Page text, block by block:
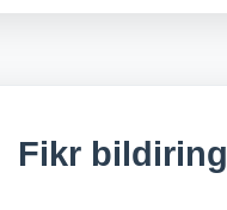
Fikr bildiring